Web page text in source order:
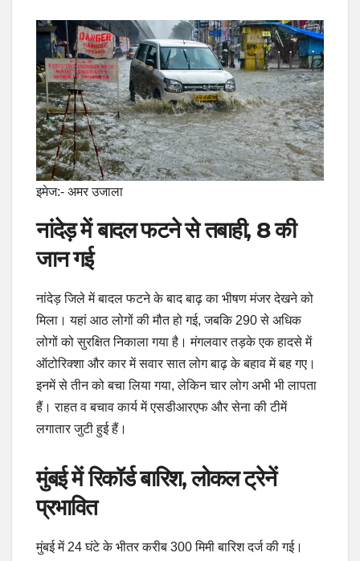
इमेज:- अमर उजाला
नांदेड़ में बादल फटने से तबाही, 8 की
जान गई
नांदेड़ जिले में बादल फटने के बाद बाढ़ का भीषण मंजर देखने को
मिला। यहां आठ लोगों की मौत हो गई, जबकि 290 से अधिक
लोगों को सुरक्षित निकाला गया है। मंगलवार तड़के एक हादसे में
ऑटोरिक्शा और कार में सवार सात लोग बाढ़ के बहाव में बह गए।
इनमें से तीन को बचा लिया गया, लेकिन चार लोग अभी भी लापता
हैं। राहत व बचाव कार्य में एसडीआरएफ और सेना की टीमें
लगातार जुटी हुई हैं।
मुंबई में रिकॉर्ड बारिश, लोकल ट्रेनें
प्रभावित
मुंबई में 24 घंटे के भीतर करीब 300 मिमी बारिश दर्ज की गई।